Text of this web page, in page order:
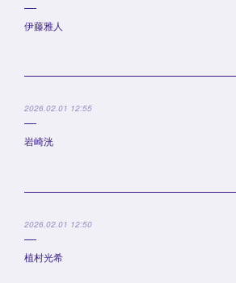
伊藤雅人
2026.02.01 12:55
岩崎洸
2026.02.01 12:50
植村光希